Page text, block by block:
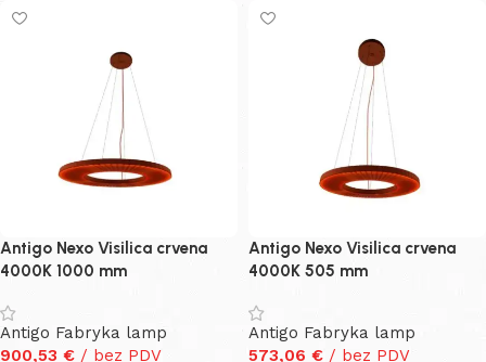
Antigo Nexo Visilica crvena
4000K 1000 mm
Antigo Fabryka lamp
900,53 € / bez PDV
Antigo Nexo Visilica crvena
4000K 505 mm
Antigo Fabryka lamp
573,06 € / bez PDV